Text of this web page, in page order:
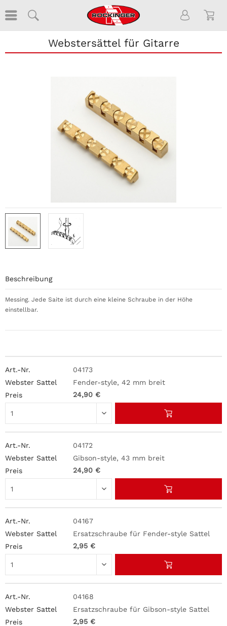
Webstersättel für Gitarre
04173
Fender-style, 42 mm breit
24,90 €
04172
Gibson-style, 43 mm breit
24,90 €
04167
Ersatzschraube für Fender-style Sattel
2,95 €
04168
Ersatzschraube für Gibson-style Sattel
2,95 €
Beschreibung
Messing. Jede Saite ist durch eine kleine Schraube in der Höhe
einstellbar.